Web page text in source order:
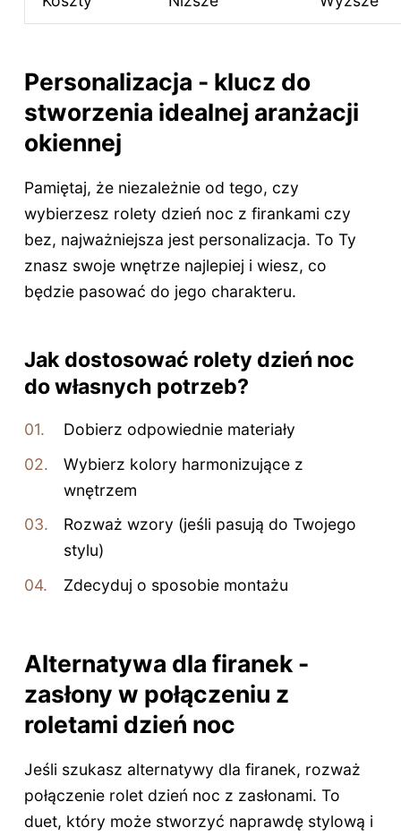
Personalizacja - klucz do
stworzenia idealnej aranżacji
okiennej
Pamiętaj, że niezależnie od tego, czy
wybierzesz rolety dzień noc z firankami czy
bez, najważniejsza jest personalizacja. To Ty
znasz swoje wnętrze najlepiej i wiesz, co
będzie pasować do jego charakteru.
Jak dostosować rolety dzień noc
do własnych potrzeb?
Dobierz odpowiednie materiały
Wybierz kolory harmonizujące z
wnętrzem
Rozważ wzory (jeśli pasują do Twojego
stylu)
Zdecyduj o sposobie montażu
Alternatywa dla firanek -
zasłony w połączeniu z
roletami dzień noc
Jeśli szukasz alternatywy dla firanek, rozważ
połączenie rolet dzień noc z zasłonami. To
duet, który może stworzyć naprawdę stylową i